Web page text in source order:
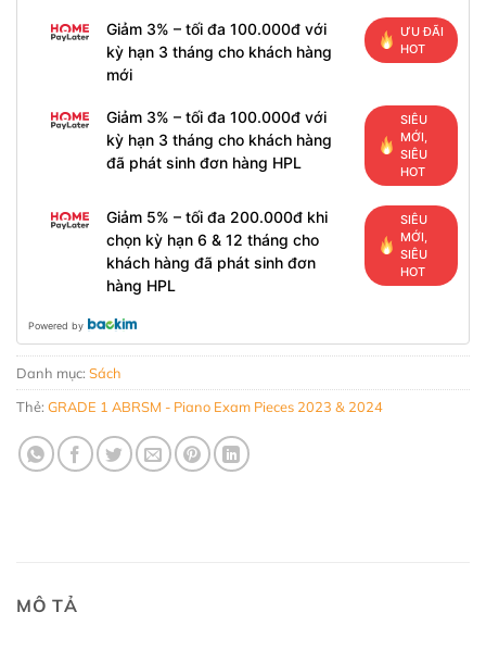
Giảm 3% – tối đa 100.000đ với
kỳ hạn 3 tháng cho khách hàng
mới
ƯU ĐÃI
HOT
Giảm 3% – tối đa 100.000đ với
kỳ hạn 3 tháng cho khách hàng
đã phát sinh đơn hàng HPL
SIÊU
MỚI,
SIÊU
HOT
Giảm 5% – tối đa 200.000đ khi
chọn kỳ hạn 6 & 12 tháng cho
khách hàng đã phát sinh đơn
hàng HPL
SIÊU
MỚI,
SIÊU
HOT
Powered by
Danh mục: Sách
Thẻ: GRADE 1 ABRSM - Piano Exam Pieces 2023 & 2024
MÔ TẢ